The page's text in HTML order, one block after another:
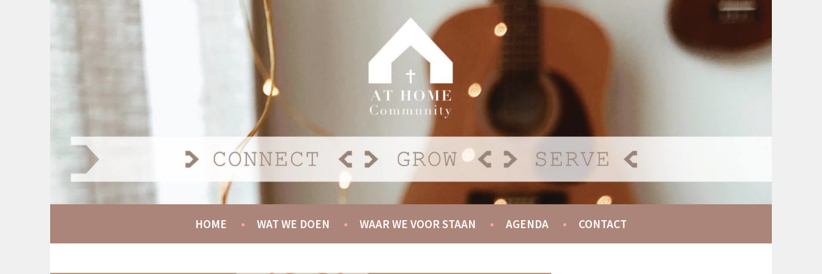
Spring
AT HOME COMMUNITY
HOME WAT WE DOEN WAAR WE VOOR STAAN AGENDA CONTACT